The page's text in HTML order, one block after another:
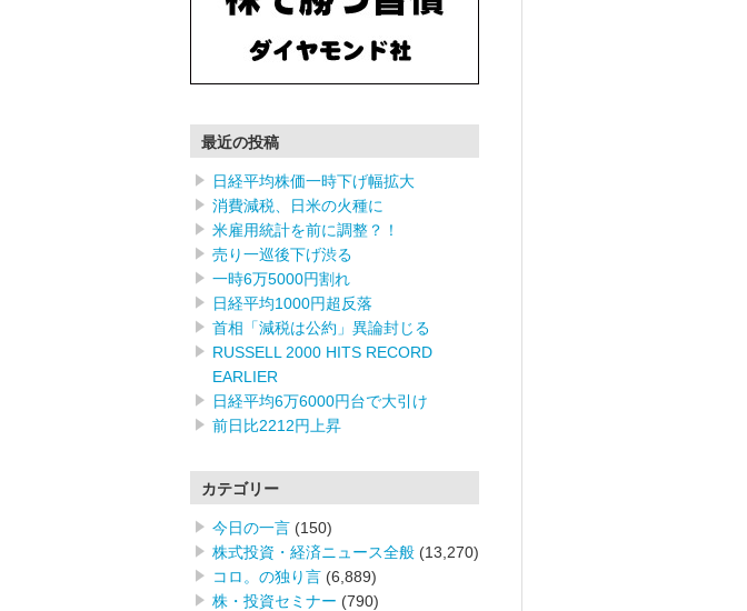
最近の投稿
日経平均株価一時下げ幅拡大
消費減税、日米の火種に
米雇用統計を前に調整？！
売り一巡後下げ渋る
一時6万5000円割れ
日経平均1000円超反落
首相「減税は公約」異論封じる
RUSSELL 2000 HITS RECORD
EARLIER
日経平均6万6000円台で大引け
前日比2212円上昇
カテゴリー
今日の一言 (150)
株式投資・経済ニュース全般 (13,270)
コロ。の独り言 (6,889)
株・投資セミナー (790)